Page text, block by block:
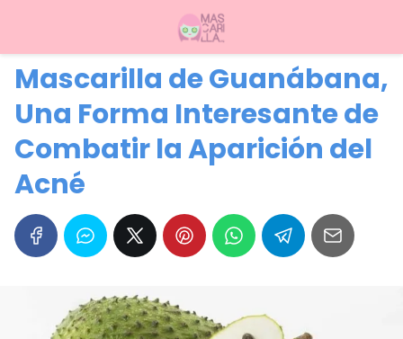
Mascarilla de Guanábana,
Una Forma Interesante de
Combatir la Aparición del
Acné